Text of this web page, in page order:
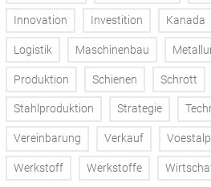
Innovation Investition Kanada
Logistik Maschinenbau
Produktion Schienen Schrott
Stahlproduktion Strategie
Vereinbarung Verkauf
Werkstoff Werkstoffe